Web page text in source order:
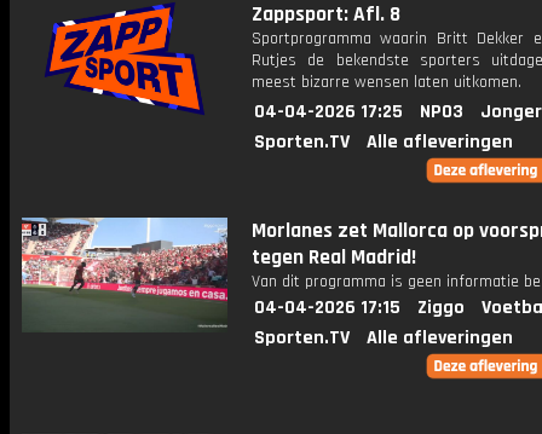
Zappsport: Afl. 8
Sportprogramma waarin Britt Dekker
Rutjes de bekendste sporters
meest bizarre wensen laten uitkomen.
04-04-2026 17:25 NPO3
Sporten.TV
Alle afleveringen
Morlanes zet Mallorca op
tegen Real Madrid!
Van dit programma is geen informatie
04-04-2026 17:15 Ziggo
Sporten.TV
Alle afleveringen